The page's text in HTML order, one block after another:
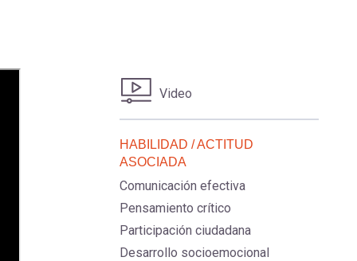
Video
HABILIDAD / ACTITUD
ASOCIADA
Comunicación efectiva
Pensamiento crítico
Participación ciudadana
Desarrollo socioemocional